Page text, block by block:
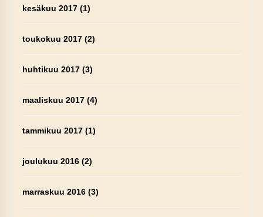
kesäkuu 2017(1)
toukokuu 2017(2)
huhtikuu 2017(3)
maaliskuu 2017(4)
tammikuu 2017(1)
joulukuu 2016(2)
marraskuu 2016(3)